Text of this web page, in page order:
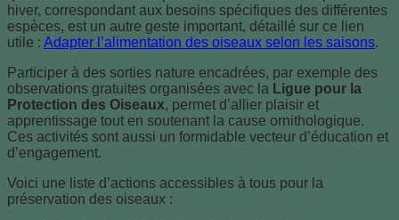
hiver, correspondant aux besoins spécifiques des différentes
espèces, est un autre geste important, détaillé sur ce lien
utile : Adapter l’alimentation des oiseaux selon les saisons.
Participer à des sorties nature encadrées, par exemple des
observations gratuites organisées avec la Ligue pour la
Protection des Oiseaux, permet d’allier plaisir et
apprentissage tout en soutenant la cause ornithologique.
Ces activités sont aussi un formidable vecteur d’éducation et
d’engagement.
Voici une liste d’actions accessibles à tous pour la
préservation des oiseaux :